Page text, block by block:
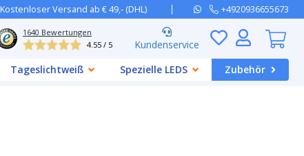
Kostenloser Versand ab € 49,- (DHL) +4920936655673
1640 Bewertungen
4.55 / 5
Kundenservice
Tageslichtweiß Spezielle LEDS Zubehör